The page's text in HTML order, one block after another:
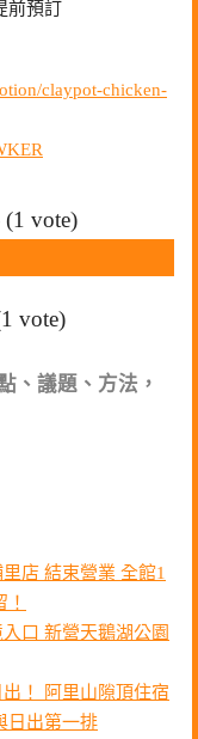
前預訂
claypot-chicken-
(1 vote)
vote)
、議題、方法，
店 結束營業 全館1
口 新營天鵝湖公園
！ 阿里山隙頂住宿
日出第一排